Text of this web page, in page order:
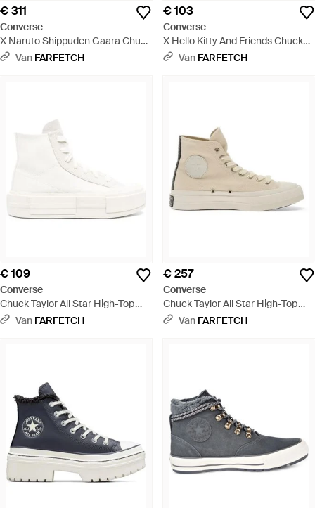
€ 311
Converse
X Naruto Shippuden Gaara Chuck
Taylor All Star High-Top Sneakers
Van FARFETCH
€ 103
Converse
X Hello Kitty And Friends Chuck
Taylor All Star Cinnamoroll High-
Van FARFETCH
€ 109
Converse
Chuck Taylor All Star High-Top
Sneakers - Wit
Van FARFETCH
€ 257
Converse
Chuck Taylor All Star High-Top
Sneakers - Naturel
Van FARFETCH